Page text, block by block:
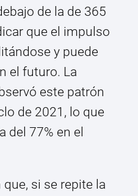
de la de 365
que el impulso
y puede
el futuro. La
este patrón
de 2021, lo que
del 77% en el
si se repite la